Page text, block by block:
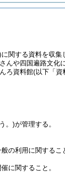
に関する資料を収集
んや四国遍路文
ろ資料館(以下「資
。)が管理する。
の利用に関するこ
に関すること。